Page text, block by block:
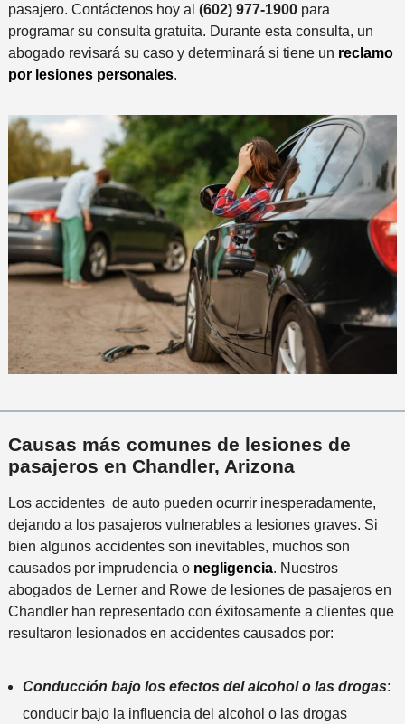
pasajero. Contáctenos hoy al (602) 977-1900para
programar su consulta gratuita. Durante esta consulta, un
abogado revisará su caso y determinará si tiene un reclamo
por lesiones personales.
Causas más comunes de lesiones de
pasajeros en Chandler, Arizona
Los accidentes de auto pueden ocurrir inesperadamente,
dejando a los pasajeros vulnerables a lesiones graves. Si
bien algunos accidentes son inevitables, muchos son
causados ​​por imprudencia o negligencia. Nuestros
abogados de Lerner and Rowe de lesiones de pasajeros en
Chandler han representado con éxitosamente a clientes que
resultaron lesionados en accidentes causados ​​por:
Conducción bajo los efectos del alcohol o las drogas:
conducir bajo la influencia del alcohol o las drogas